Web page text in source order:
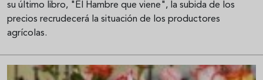
su último libro, "El Hambre que viene", la subida de los
precios recrudecerá la situación de los productores
agrícolas.